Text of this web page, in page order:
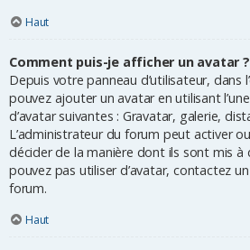
Haut
Comment puis-je afficher un avatar ?
Depuis votre panneau d’utilisateur, dans
pouvez ajouter un avatar en utilisant
d’avatar suivantes : Gravatar, galerie,
L’administrateur du forum peut activer
décider de la manière dont ils sont mis à
pouvez pas utiliser d’avatar, contactez
forum.
Haut